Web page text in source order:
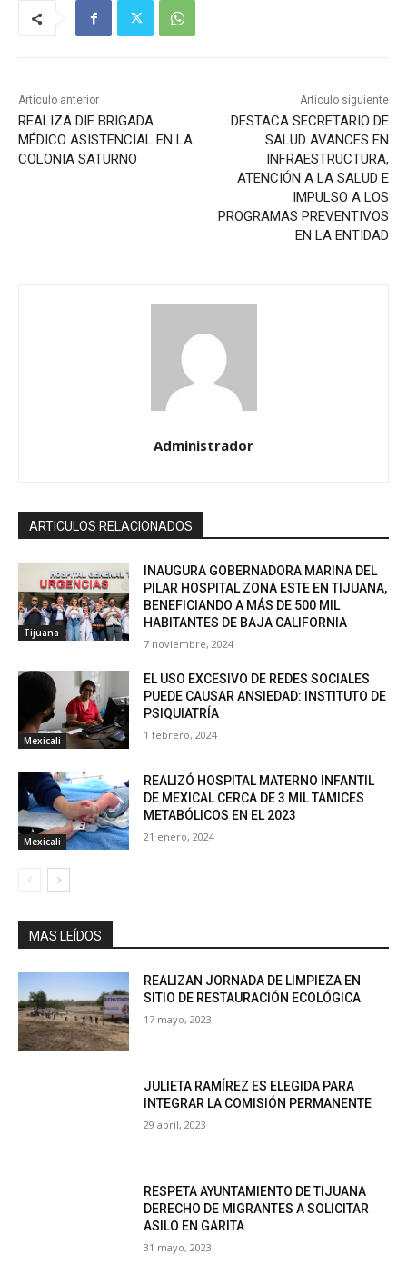
Artículo anterior
REALIZA DIF BRIGADA
MÉDICO ASISTENCIAL EN LA
COLONIA SATURNO
Artículo siguiente
DESTACA SECRETARIO DE
SALUD AVANCES EN
INFRAESTRUCTURA,
ATENCIÓN A LA SALUD E
IMPULSO A LOS
PROGRAMAS PREVENTIVOS
EN LA ENTIDAD
Administrador
ARTICULOS RELACIONADOS
Tijuana
INAUGURA GOBERNADORA MARINA DEL
PILAR HOSPITAL ZONA ESTE EN TIJUANA,
BENEFICIANDO A MÁS DE 500 MIL
HABITANTES DE BAJA CALIFORNIA
7 noviembre, 2024
Mexicali
EL USO EXCESIVO DE REDES SOCIALES
PUEDE CAUSAR ANSIEDAD: INSTITUTO DE
PSIQUIATRÍA
1 febrero, 2024
Mexicali
REALIZÓ HOSPITAL MATERNO INFANTIL
DE MEXICAL CERCA DE 3 MIL TAMICES
METABÓLICOS EN EL 2023
21 enero, 2024
MAS LEÍDOS
REALIZAN JORNADA DE LIMPIEZA EN
SITIO DE RESTAURACIÓN ECOLÓGICA
17 mayo, 2023
JULIETA RAMÍREZ ES ELEGIDA PARA
INTEGRAR LA COMISIÓN PERMANENTE
29 abril, 2023
RESPETA AYUNTAMIENTO DE TIJUANA
DERECHO DE MIGRANTES A SOLICITAR
ASILO EN GARITA
31 mayo, 2023